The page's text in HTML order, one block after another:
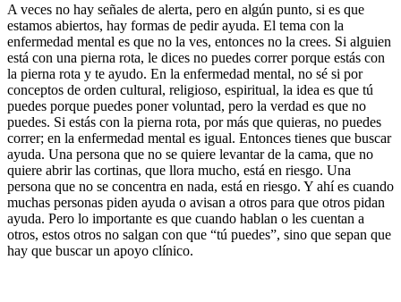
A veces no hay señales de alerta, pero en algún punto, si es que
estamos abiertos, hay formas de pedir ayuda. El tema con la
enfermedad mental es que no la ves, entonces no la crees. Si alguien
está con una pierna rota, le dices no puedes correr porque estás con
la pierna rota y te ayudo. En la enfermedad mental, no sé si por
conceptos de orden cultural, religioso, espiritual, la idea es que tú
puedes porque puedes poner voluntad, pero la verdad es que no
puedes. Si estás con la pierna rota, por más que quieras, no puedes
correr; en la enfermedad mental es igual. Entonces tienes que buscar
ayuda. Una persona que no se quiere levantar de la cama, que no
quiere abrir las cortinas, que llora mucho, está en riesgo. Una
persona que no se concentra en nada, está en riesgo. Y ahí es cuando
muchas personas piden ayuda o avisan a otros para que otros pidan
ayuda. Pero lo importante es que cuando hablan o les cuentan a
otros, estos otros no salgan con que “tú puedes”, sino que sepan que
hay que buscar un apoyo clínico.